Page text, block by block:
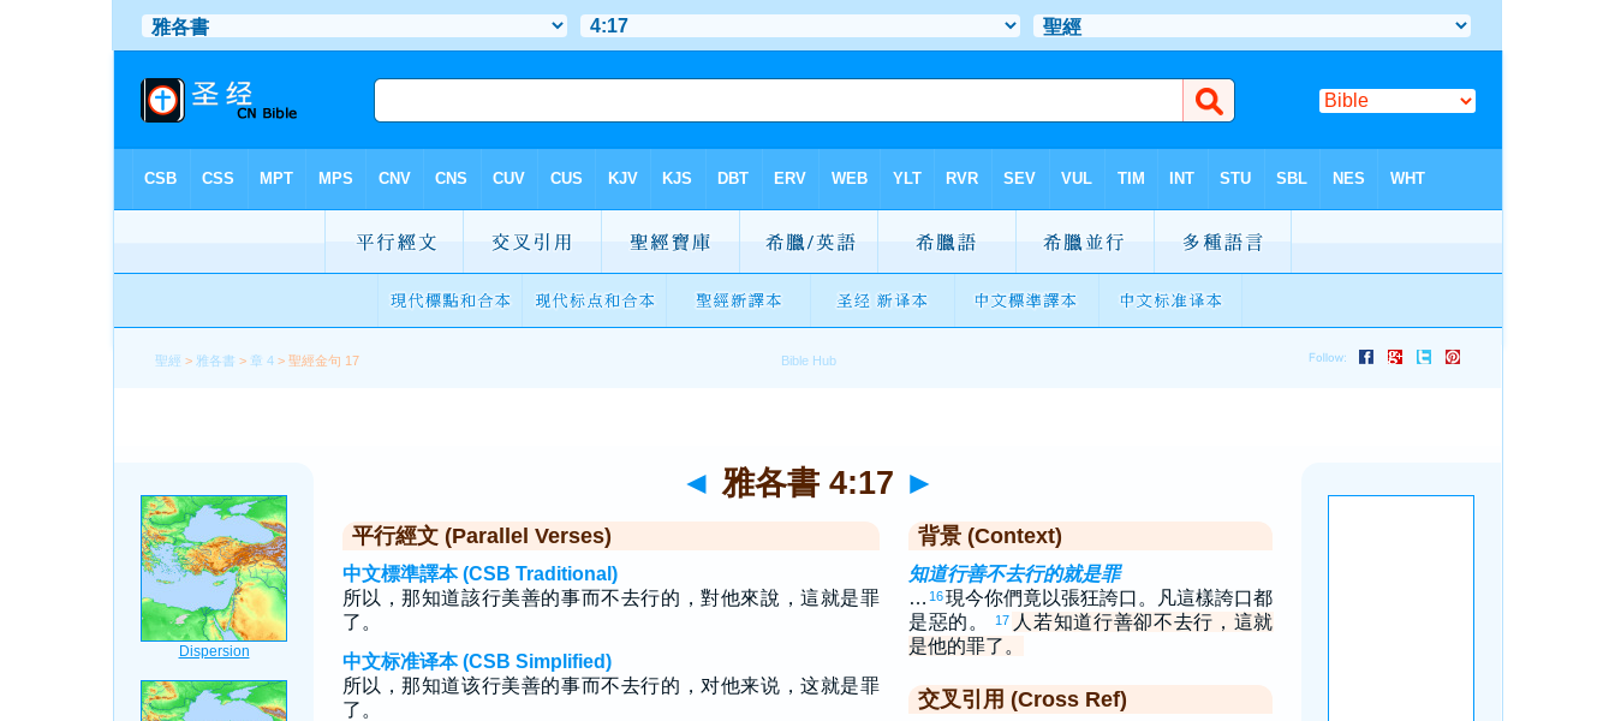
聖經 > 雅各書 > 章 4 > 聖經金句 17
◄ 雅各書 4:17 ►
平行經文 (Parallel Verses)
中文標準譯本 (CSB Traditional)
所以，那知道該行美善的事而不去行的，對他來說，這就是罪
了。
中文标准译本 (CSB Simplified)
所以，那知道该行美善的事而不去行的，对他来说，这就是罪
了。
背景 (Context)
知道行善不去行的就是罪
… 16現今你們竟以張狂誇口。凡這樣誇口都
是惡的。
17 人若知道行善卻不去行，這就
是他的罪了。
交叉引用 (Cross Ref)